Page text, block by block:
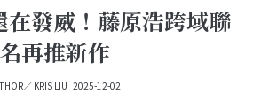
在發威！藤原浩跨域聯
名再推新作
／KRIS LIU 2025-12-02